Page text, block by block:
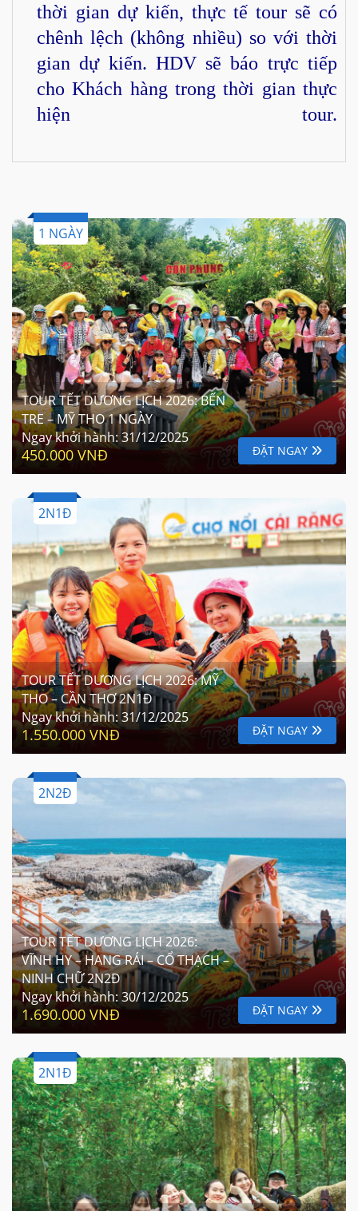
thời gian dự kiến, thực tế tour sẽ có
chênh lệch (không nhiều) so với thời
gian dự kiến. HDV sẽ báo trực tiếp
cho Khách hàng trong thời gian thực
hiện tour.
1 NGÀY
TOUR TẾT DƯƠNG LỊCH 2026: BẾN
TRE – MỸ THO 1 NGÀY
Ngay khởi hành:31/12/2025
450.000 VNĐ ĐẶT NGAY
2N1Đ
TOUR TẾT DƯƠNG LỊCH 2026: MỸ
THO – CẦN THƠ 2N1Đ
Ngay khởi hành:31/12/2025
1.550.000 VNĐ ĐẶT NGAY
2N2Đ
TOUR TẾT DƯƠNG LỊCH 2026:
VĨNH HY – HANG RÁI – CỔ THẠCH –
NINH CHỮ 2N2Đ
Ngay khởi hành: 30/12/2025
1.690.000 VNĐ ĐẶT NGAY
2N1Đ